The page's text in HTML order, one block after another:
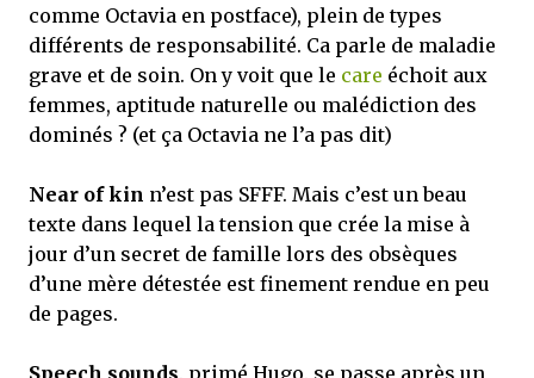
comme Octavia en postface), plein de types
différents de responsabilité. Ca parle de maladie
grave et de soin. On y voit que le care échoit aux
femmes, aptitude naturelle ou malédiction des
dominés ? (et ça Octavia ne l’a pas dit)
Near of kin n’est pas SFFF. Mais c’est un beau
texte dans lequel la tension que crée la mise à
jour d’un secret de famille lors des obsèques
d’une mère détestée est finement rendue en peu
de pages.